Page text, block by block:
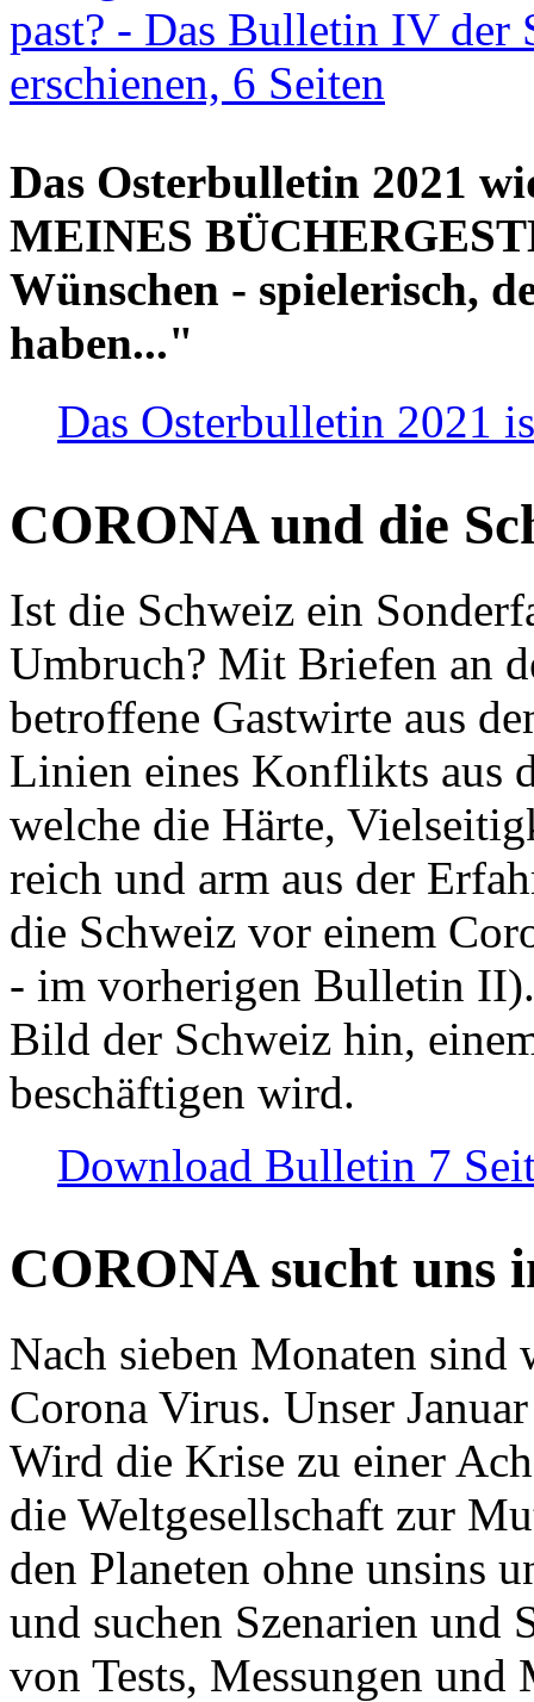
past? - Das Bulletin IV der
erschienen, 6 Seiten
Das Osterbulletin 2021
MEINES
Wünschen - spielerisch,
haben..."
Das Osterbulletin 2021
CORONA und die
Ist die Schweiz ein
Umbruch? Mit Briefen an
betroffene Gastwirte aus
Linien eines Konflikts aus
welche die Härte,
reich und arm aus der
die Schweiz vor einem
- im vorherigen Bulletin
Bild der Schweiz hin,
beschäftigen wird.
Download Bulletin 7
CORONA sucht uns
Nach sieben Monaten
Corona Virus. Unser
Wird die Krise zu einer
die Weltgesellschaft zur
den Planeten ohne unsins
und suchen Szenarien und
von Tests, Messungen und